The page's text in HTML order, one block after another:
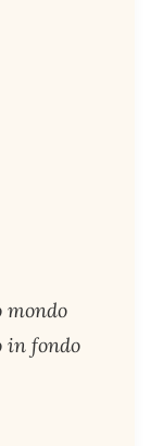
mondo
in fondo